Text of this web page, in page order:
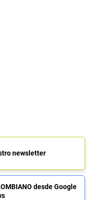
newsletter
desde Google